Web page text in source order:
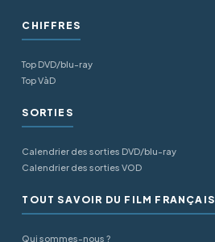
CHIFFRES
Top DVD/blu-ray
Top VàD
SORTIES
Calendrier des sorties DVD/blu-ray
Calendrier des sorties VOD
TOUT SAVOIR DU FILM FRANÇAIS
Qui sommes-nous ?